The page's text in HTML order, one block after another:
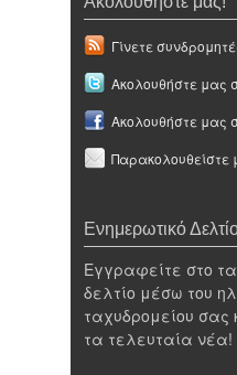
Γίνετε
Ακολουθήστε μας
Ακολουθήστε μας
Παρακολουθείστε
Ενημερωτικό
Εγγραφείτε στο
δελτίο μέσω του
ταχυδρομείου σας
τα τελευταία νέα!